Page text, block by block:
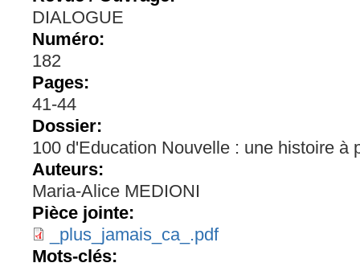
DIALOGUE
Numéro:
182
Pages:
41-44
Dossier:
100 d'Education Nouvelle : une histoire à
Auteurs:
Maria-Alice MEDIONI
Pièce jointe:
_plus_jamais_ca_.pdf
Mots-clés: